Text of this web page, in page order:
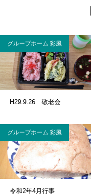
グループホーム 彩風
H29.9.26 敬老会
グループホーム 彩風
令和2年4月行事